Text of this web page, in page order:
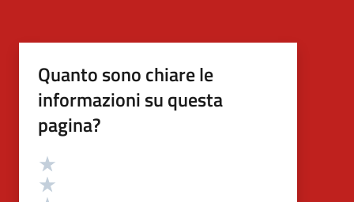
Quanto sono chiare le
informazioni su questa
pagina?
Valutazione